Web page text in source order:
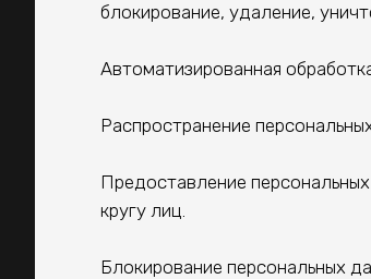
блокирование, удаление,
Автоматизированная
Распространение
Предоставление
кругу лиц.
Блокирование персональных